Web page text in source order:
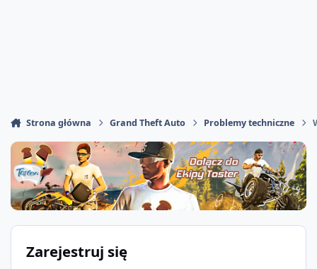
Strona główna Grand Theft Auto Problemy techniczne
Zarejestruj się